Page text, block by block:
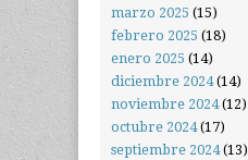
marzo 2025 (15)
febrero 2025 (18)
enero 2025 (14)
diciembre 2024(14)
noviembre 2024(12)
octubre 2024(17)
septiembre 2024(13)